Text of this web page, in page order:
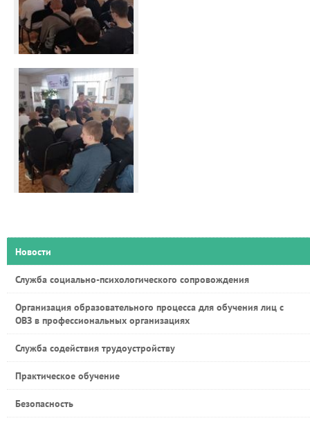
Новости
Служба социально-психологического сопровождения
Организация образовательного процесса для обучения лиц с
ОВЗ в профессиональных организациях
Служба содействия трудоустройству
Практическое обучение
Безопасность